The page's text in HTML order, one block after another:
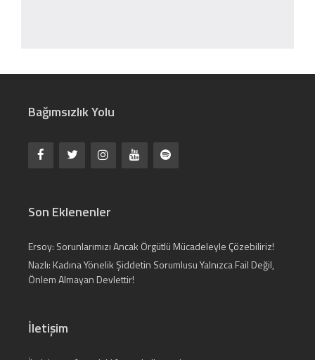
Bağımsızlık Yolu
Son Eklenenler
Ersoy: Sorunlarımızı Ancak Örgütlü Mücadeleyle Çözebiliriz!
Nazlı: Kadına Yönelik Şiddetin Sorumlusu Yalnızca Fail Değil,
Önlem Almayan Devlettir!
İletişim